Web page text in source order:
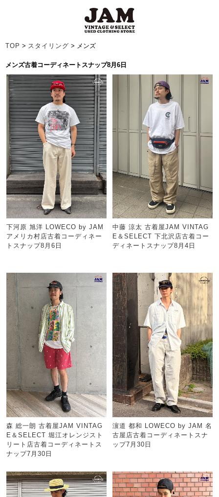
TOP > スタイリング > メンズ
メンズ古着コーディネートスナップ8月6日
下河原 旭洋 LOWECO by JAM
アメリカ村店古着コーディネー
トスナップ8月6日
中藤 涼太 古着屋JAM VINTAG
E＆SELECT 下北沢店古着コー
ディネートスナップ8月4日
森 総一朗 古着屋JAM VINTAG
E＆SELECT 堀江オレンジスト
リート店古着コーディネートス
ナップ7月30日
濵道 都和 LOWECO by JAM 名
古屋店古着コーディネートスナ
ップ7月30日